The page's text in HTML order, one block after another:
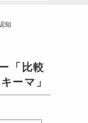
知
「比較
ーマ」